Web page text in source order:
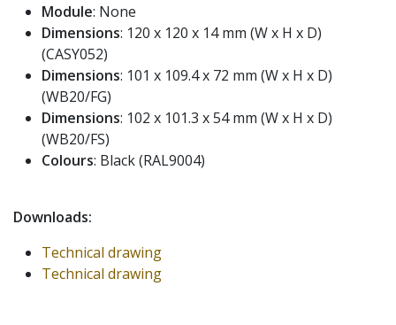
Module: None
Dimensions: 120 x 120 x 14 mm (W x H x D)
(CASY052)
Dimensions: 101 x 109.4 x 72 mm (W x H x D)
(WB20/FG)
Dimensions: 102 x 101.3 x 54 mm (W x H x D)
(WB20/FS)
Colours: Black (RAL9004)
Downloads:
Technical drawing
Technical drawing